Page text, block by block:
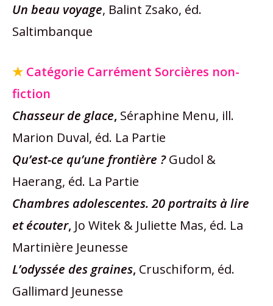
Un beau voyage, Balint Zsako, éd.
Saltimbanque
★ Catégorie Carrément Sorcières non-
fiction
Chasseur de glace, Séraphine Menu, ill.
Marion Duval, éd. La Partie
Qu’est-ce qu’une frontière ?Gudol &
Haerang, éd. La Partie
Chambres adolescentes. 20 portraits à lire
et écouter, Jo Witek & Juliette Mas, éd. La
Martinière Jeunesse
L’odyssée des graines, Cruschiform, éd.
Gallimard Jeunesse